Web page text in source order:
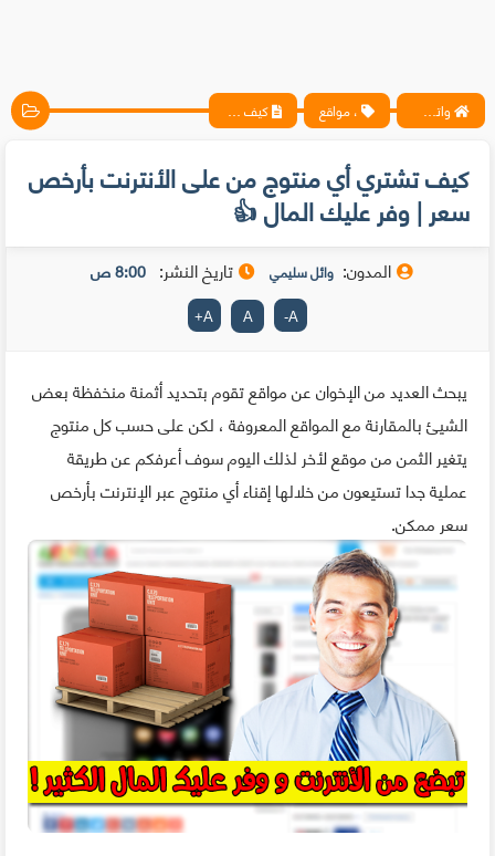
واتس آب ، فيسبوك ، أنترنت ، شروحات تقنية حصرية - المحترف ، مواقع كيف تشتري أي منتوج من على الأنترنت بأرخص سعر | وفر عليك المال 👍
كيف تشتري أي منتوج من على الأنترنت بأرخص
سعر | وفر عليك المال 👍
المدون: وائل سليمي تاريخ النشر: 8:00 ص
A
-
A
A
+
يبحث العديد من الإخوان عن مواقع تقوم بتحديد أثمنة منخفظة بعض
الشيئ بالمقارنة مع المواقع المعروفة ، لكن على حسب كل منتوج
يتغير الثمن من موقع لأخر لذلك اليوم سوف أعرفكم عن طريقة
عملية جدا تستيعون من خلالها إقناء أي منتوج عبر الإنترنت بأرخص
سعر ممكن.